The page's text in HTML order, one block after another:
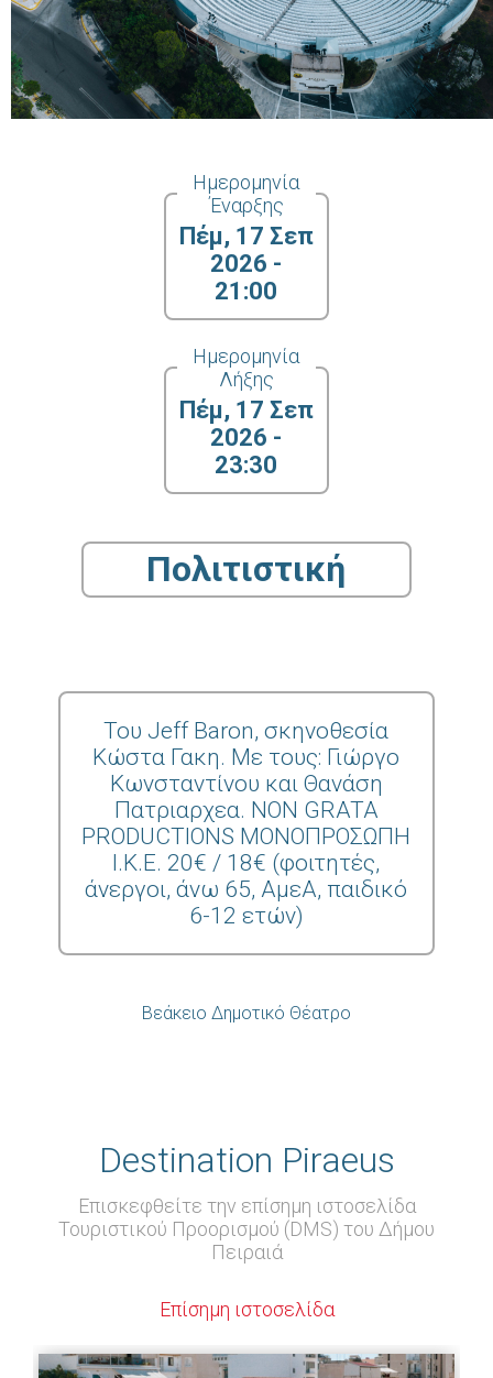
Ημερομηνία
Έναρξης
Πέμ, 17 Σεπ
2026 -
21:00
Ημερομηνία
Λήξης
Πέμ, 17 Σεπ
2026 -
23:30
Πολιτιστική
Του Jeff Baron, σκηνοθεσία
Κώστα Γακη. Με τους: Γιώργο
Κωνσταντίνου και Θανάση
Πατριαρχεα. NON GRATA
PRODUCTIONS ΜΟΝΟΠΡΟΣΩΠΗ
Ι.Κ.Ε. 20€ / 18€ (φοιτητές,
άνεργοι, άνω 65, ΑμεΑ, παιδικό
6-12 ετών)
Βεάκειο Δημοτικό Θέατρο
Destination Piraeus
Επισκεφθείτε την επίσημη ιστοσελίδα
Τουριστικού Προορισμού (DMS) του Δήμου
Πειραιά
Επίσημη ιστοσελίδα